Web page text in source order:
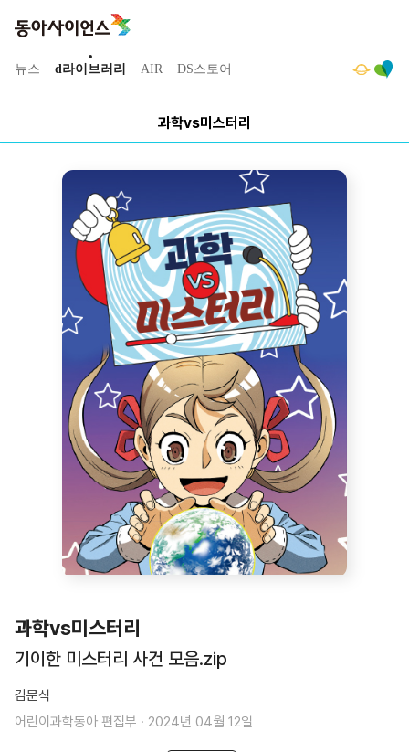
뉴스 d라이브러리 AIR DS스토어
과학vs미스터리
과학vs미스터리
기이한 미스터리 사건 모음.zip
김문식
어린이과학동아 편집부 · 2024년 04월 12일